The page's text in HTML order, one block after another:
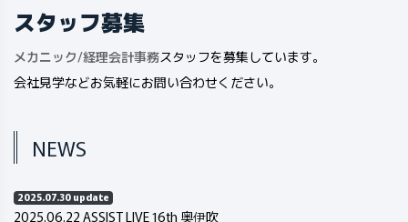
スタッフ募集
メカニック/経理会計事務スタッフを募集しています。
会社見学などお気軽にお問い合わせください。
NEWS
2025.07.30 update
2025.06.22 ASSIST LIVE 16th 奥伊吹